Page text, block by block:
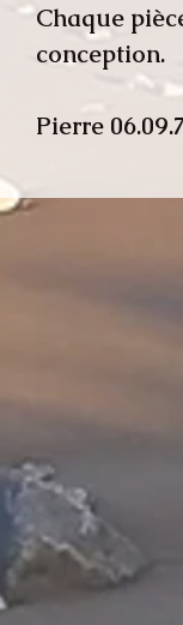
Chaque
conception.
Pierre